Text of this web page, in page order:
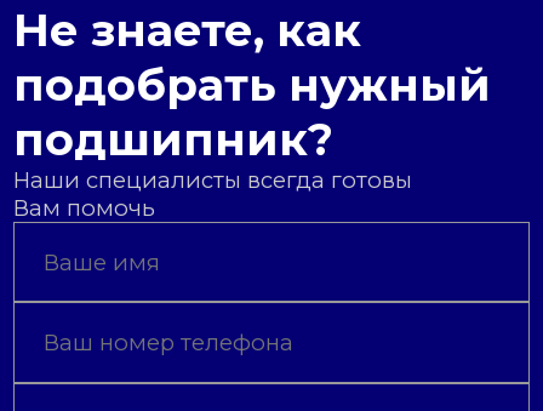
Не знаете, как
подобрать нужный
подшипник?
Наши специалисты всегда готовы
Вам помочь